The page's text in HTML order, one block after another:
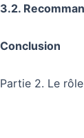
3.2.
Conclusion
Partie 2. Le